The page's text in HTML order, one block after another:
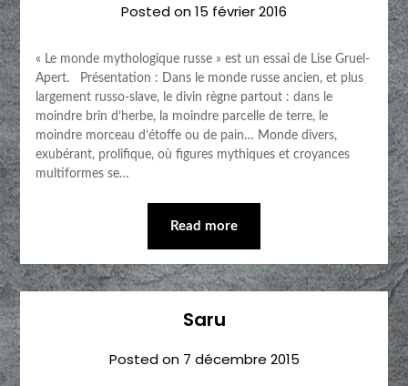
Posted on15 février 2016
« Le monde mythologique russe » est un essai de Lise Gruel-
Apert. Présentation : Dans le monde russe ancien, et plus
largement russo-slave, le divin règne partout : dans le
moindre brin d’herbe, la moindre parcelle de terre, le
moindre morceau d’étoffe ou de pain… Monde divers,
exubérant, prolifique, où figures mythiques et croyances
multiformes se…
Read more
Saru
Posted on 7 décembre 2015